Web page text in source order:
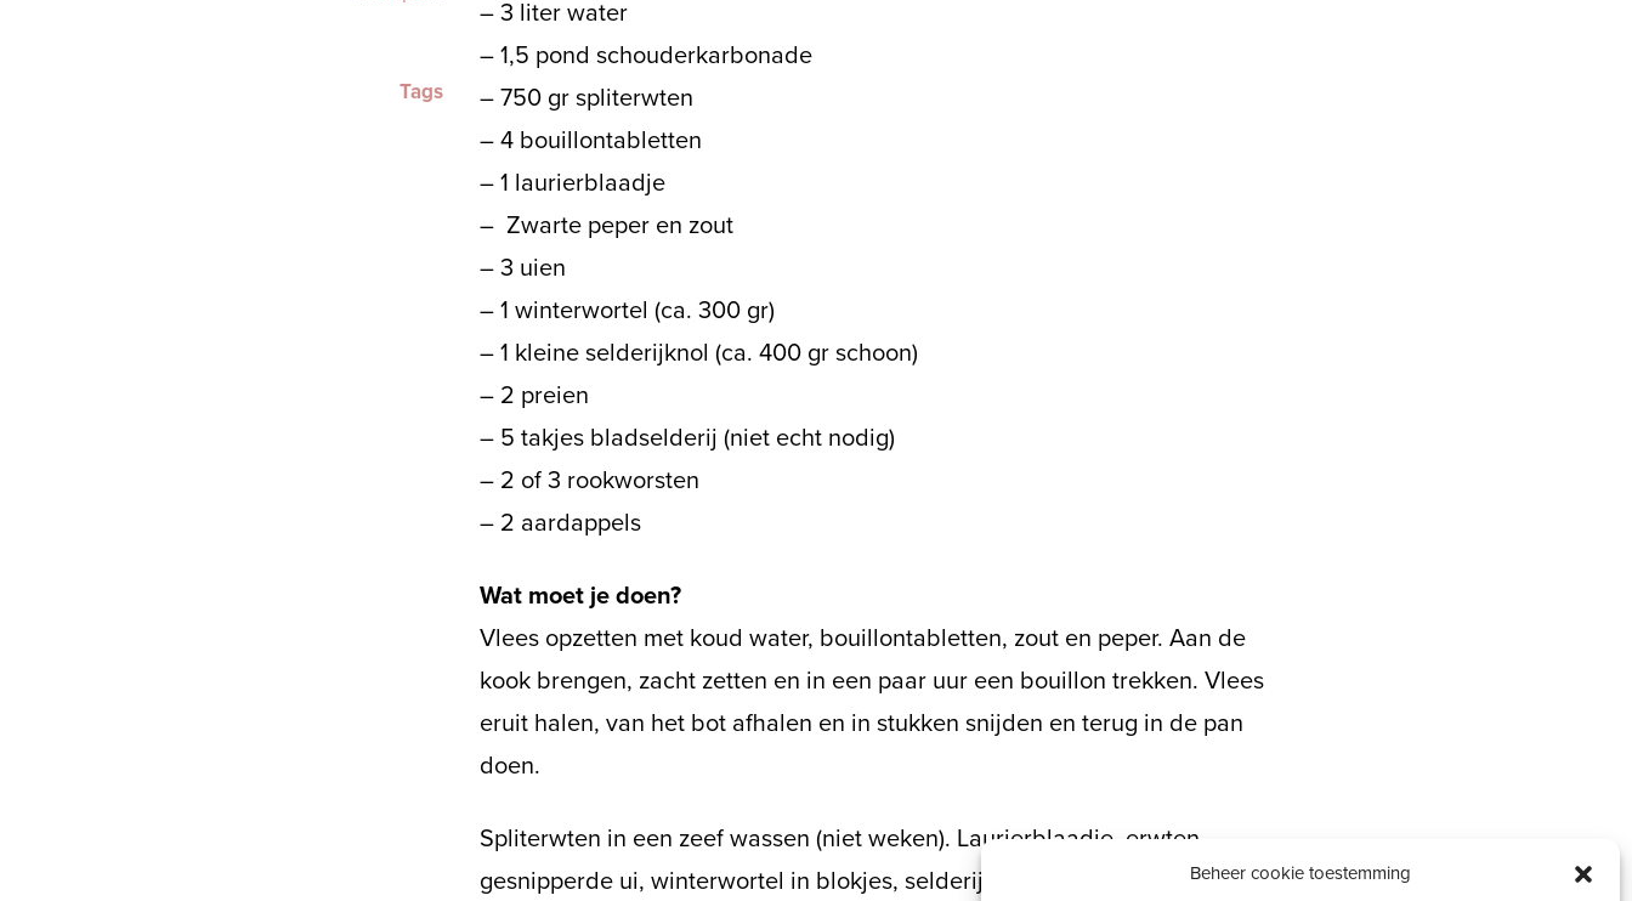
Beheer cookie toestemming
Tags
– 3 liter water
– 1,5 pond schouderkarbonade
– 750 gr spliterwten
– 4 bouillontabletten
– 1 laurierblaadje
– Zwarte peper en zout
– 3 uien
– 1 winterwortel (ca. 300 gr)
– 1 kleine selderijknol (ca. 400 gr schoon)
– 2 preien
– 5 takjes bladselderij (niet echt nodig)
– 2 of 3 rookworsten
– 2 aardappels
Wat moet je doen?
Vlees opzetten met koud water, bouillontabletten, zout en peper. Aan de
kook brengen, zacht zetten en in een paar uur een bouillon trekken. Vlees
eruit halen, van het bot afhalen en in stukken snijden en terug in de pan
doen.
Spliterwten in een zeef wassen (niet weken). Laurierblaadje, erwten,
gesnipperde ui, winterwortel in blokjes, selderijknol in blokjes, prei in